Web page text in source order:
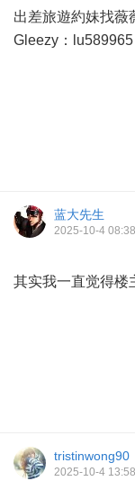
出差旅遊約妹找薇
Gleezy：lu589965
蓝大先生
2025-10-4
其实我一直觉得楼
tristinwong90
2025-10-4